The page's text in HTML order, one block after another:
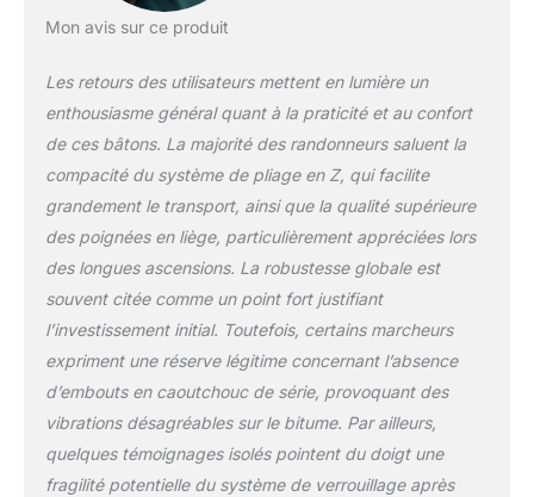
Mon avis sur ce produit
Les retours des utilisateurs mettent en lumière un
enthousiasme général quant à la praticité et au confort
de ces bâtons. La majorité des randonneurs saluent la
compacité du système de pliage en Z, qui facilite
grandement le transport, ainsi que la qualité supérieure
des poignées en liège, particulièrement appréciées lors
des longues ascensions. La robustesse globale est
souvent citée comme un point fort justifiant
l’investissement initial. Toutefois, certains marcheurs
expriment une réserve légitime concernant l’absence
d’embouts en caoutchouc de série, provoquant des
vibrations désagréables sur le bitume. Par ailleurs,
quelques témoignages isolés pointent du doigt une
fragilité potentielle du système de verrouillage après